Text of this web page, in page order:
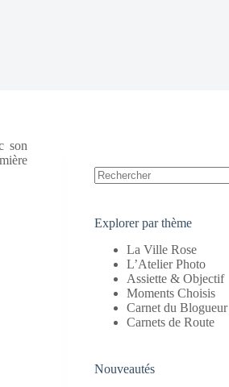
son
Explorer par thème
La Ville Rose
L’Atelier Photo
Assiette & Objectif
Moments Choisis
Carnet du Blogueur
Carnets de Route
Nouveautés